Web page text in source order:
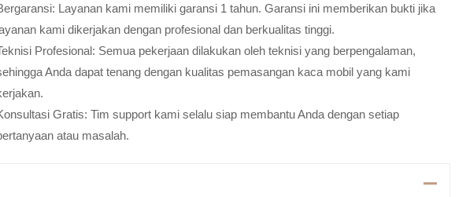
Layanan kami memiliki garansi 1 tahun. Garansi ini memberikan bukti jika
kami dikerjakan dengan profesional dan berkualitas tinggi.
Profesional: Semua pekerjaan dilakukan oleh teknisi yang berpengalaman,
Anda dapat tenang dengan kualitas pemasangan kaca mobil yang kami
Gratis: Tim support kami selalu siap membantu Anda dengan setiap
atau masalah.